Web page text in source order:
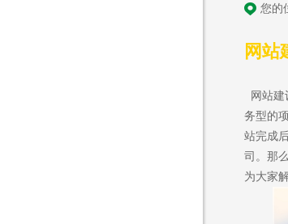
您的
网站
网站建
务型的
站完成
司。那
为大家